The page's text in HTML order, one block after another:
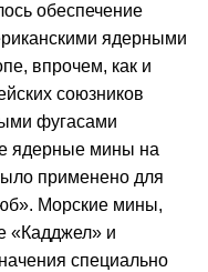
обеспечение
ядерными
впрочем, как и
союзников
фугасами
ядерные мины на
применено для
Морские мины,
«Кадджел» и
специально